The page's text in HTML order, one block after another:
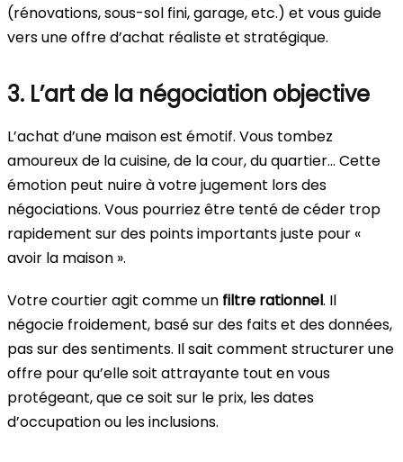
(rénovations, sous-sol fini, garage, etc.) et vous guide
vers une offre d’achat réaliste et stratégique.
3. L’art de la négociation objective
L’achat d’une maison est émotif. Vous tombez
amoureux de la cuisine, de la cour, du quartier… Cette
émotion peut nuire à votre jugement lors des
négociations. Vous pourriez être tenté de céder trop
rapidement sur des points importants juste pour «
avoir la maison ».
Votre courtier agit comme un filtre rationnel. Il
négocie froidement, basé sur des faits et des données,
pas sur des sentiments. Il sait comment structurer une
offre pour qu’elle soit attrayante tout en vous
protégeant, que ce soit sur le prix, les dates
d’occupation ou les inclusions.